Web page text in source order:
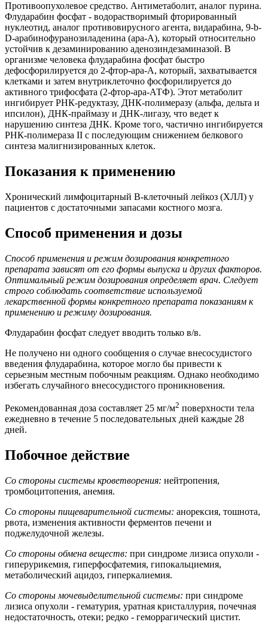
Противоопухолевое средство. Антиметаболит, аналог пурина.
Флударабин фосфат - водорастворимый фторированный
нуклеотид, аналог противовирусного агента, видарабина, 9-b-
D-арабинофуранозиладенина (ара-А), который относительно
устойчив к дезаминированию аденозиндезаминазой. В
организме человека флударабина фосфат быстро
дефосфорилируется до 2-фтор-ара-А, который, захватывается
клетками и затем внутриклеточно фосфорилируется до
активного трифосфата (2-фтор-ара-АТФ). Этот метаболит
ингибирует РНК-редуктазу, ДНК-полимеразу (альфа, дельта и
ипсилон), ДНК-праймазу и ДНК-лигазу, что ведет к
нарушению синтеза ДНК. Кроме того, частично ингибируется
РНК-полимераза II с последующим снижением белкового
синтеза малигнизированных клеток.
Показания к применению
Хронический лимфоцитарный В-клеточный лейкоз (ХЛЛ) у
пациентов с достаточными запасами костного мозга.
Способ применения и дозы
Способ применения и режим дозирования конкретного
препарата зависят от его формы выпуска и других факторов.
Оптимальный режим дозирования определяет врач. Следует
строго соблюдать соответствие используемой
лекарственной формы конкретного препарата показаниям к
применению и режиму дозирования.
Флударабин фосфат следует вводить только в/в.
Не получено ни одного сообщения о случае внесосудистого
введения флударабина, которое могло бы привести к
серьезным местным побочным реакциям. Однако необходимо
избегать случайного внесосудистого проникновения.
Рекомендованная доза составляет 25 мг/м2 поверхности тела
ежедневно в течение 5 последовательных дней каждые 28
дней.
Побочное действие
Со стороны системы кроветворения: нейтропения,
тромбоцитопения, анемия.
Со стороны пищеварительной системы: анорексия, тошнота,
рвота, изменения активности ферментов печени и
поджелудочной железы.
Со стороны обмена веществ: при синдроме лизиса опухоли -
гиперурикемия, гиперфосфатемия, гипокальциемия,
метаболический ацидоз, гиперкалиемия.
Со стороны мочевыделительной системы: при синдроме
лизиса опухоли - гематурия, уратная кристаллурия, почечная
недостаточность, отеки; редко - геморрагический цистит.